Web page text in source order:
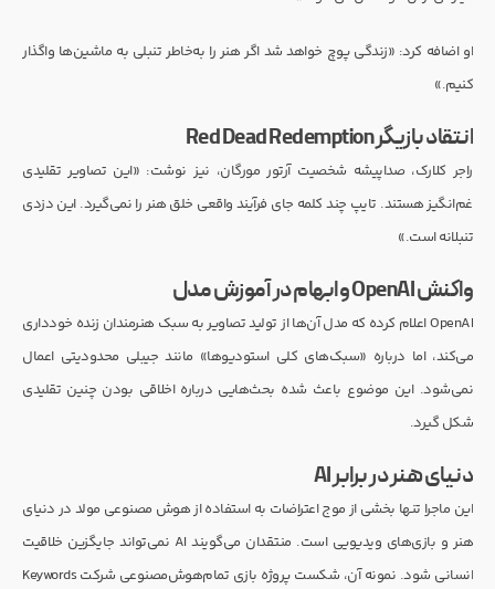
او اضافه کرد: «زندگی پوچ خواهد شد اگر هنر را به‌خاطر تنبلی به ماشین‌ها واگذار
کنیم.»
انتقاد بازیگر Red Dead Redemption
راجر کلارک، صداپیشه شخصیت آرتور مورگان، نیز نوشت: «این تصاویر تقلیدی
غم‌انگیز هستند. تایپ چند کلمه جای فرآیند واقعی خلق هنر را نمی‌گیرد. این دزدی
تنبلانه است.»
واکنش OpenAI و ابهام در آموزش مدل
OpenAI اعلام کرده که مدل آن‌ها از تولید تصاویر به سبک هنرمندان زنده خودداری
می‌کند، اما درباره «سبک‌های کلی استودیوها» مانند جیبلی محدودیتی اعمال
نمی‌شود. این موضوع باعث شده بحث‌هایی درباره اخلاقی بودن چنین تقلیدی
شکل گیرد.
دنیای هنر در برابر AI
این ماجرا تنها بخشی از موج اعتراضات به استفاده از هوش مصنوعی مولد در دنیای
هنر و بازی‌های ویدیویی است. منتقدان می‌گویند AI نمی‌تواند جایگزین خلاقیت
انسانی شود. نمونه آن، شکست پروژه بازی تمام‌هوش‌مصنوعی شرکت Keywords